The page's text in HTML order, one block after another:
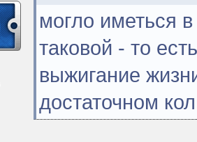
могло иметься
таковой - то
выжигание
достаточном